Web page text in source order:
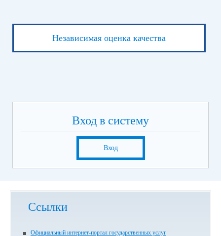
Независимая оценка качества
Вход в систему
Вход
Ссылки
Официальный интернет-портал государственных услуг